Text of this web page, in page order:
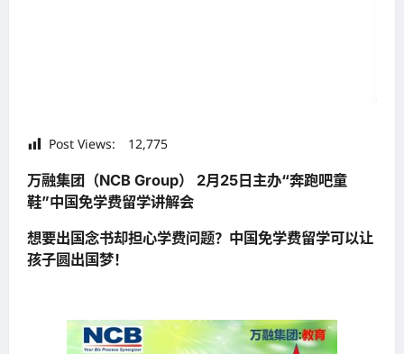
Post Views: 12,775
万融集团（NCB Group） 2月25日主办“奔跑吧童
鞋”中国免学费留学讲解会
想要出国念书却担心学费问题？中国免学费留学可以让
孩子圆出国梦！